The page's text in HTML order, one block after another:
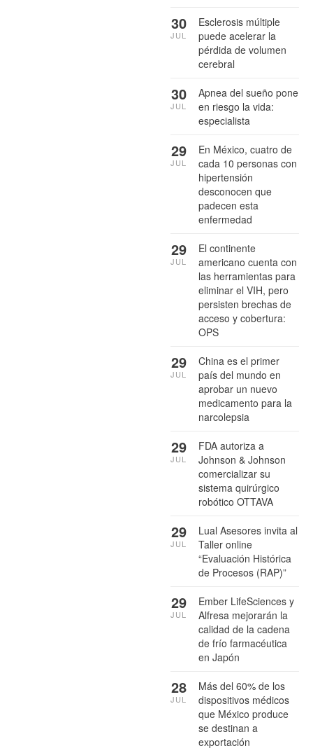
Esclerosis múltiple
puede acelerar la
pérdida de volumen
cerebral
30
JUL
Apnea del sueño pone
en riesgo la vida:
especialista
30
JUL
En México, cuatro de
cada 10 personas con
hipertensión
desconocen que
padecen esta
enfermedad
29
JUL
El continente
americano cuenta con
las herramientas para
eliminar el VIH, pero
persisten brechas de
acceso y cobertura:
OPS
29
JUL
China es el primer
país del mundo en
aprobar un nuevo
medicamento para la
narcolepsia
29
JUL
FDA autoriza a
Johnson & Johnson
comercializar su
sistema quirúrgico
robótico OTTAVA
29
JUL
Lual Asesores invita al
Taller online
“Evaluación Histórica
de Procesos (RAP)”
29
JUL
Ember LifeSciences y
Alfresa mejorarán la
calidad de la cadena
de frío farmacéutica
en Japón
29
JUL
Más del 60% de los
dispositivos médicos
que México produce
se destinan a
exportación
28
JUL